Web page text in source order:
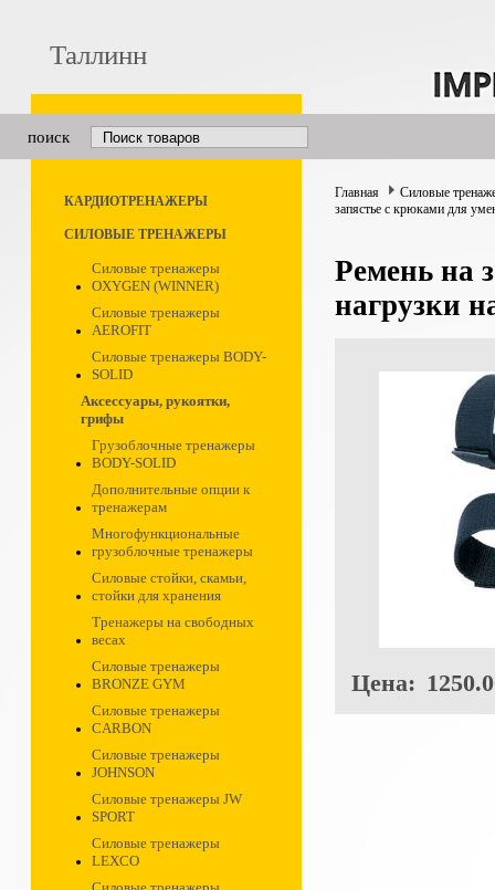
Таллинн
поиск
КАРДИОТРЕНАЖЕРЫ
СИЛОВЫЕ ТРЕНАЖЕРЫ
Силовые тренажеры
OXYGEN (WINNER)
Силовые тренажеры
AEROFIT
Силовые тренажеры BODY-
SOLID
Аксессуары, рукоятки,
грифы
Грузоблочные тренажеры
BODY-SOLID
Дополнительные опции к
тренажерам
Многофункциональные
грузоблочные тренажеры
Силовые стойки, скамьи,
стойки для хранения
Тренажеры на свободных
весах
Силовые тренажеры
BRONZE GYM
Силовые тренажеры
CARBON
Силовые тренажеры
JOHNSON
Силовые тренажеры JW
SPORT
Силовые тренажеры
LEXCO
Главная
Силовые
запястье с крюками для
Ремень на
нагрузки
Цена: